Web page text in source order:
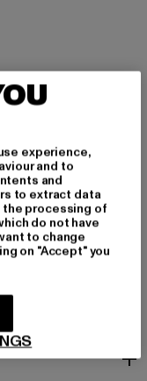
Ober-Ramstadt |
experience,
and to
and
to extract data
the processing of
do not have
to change
on "Accept" you